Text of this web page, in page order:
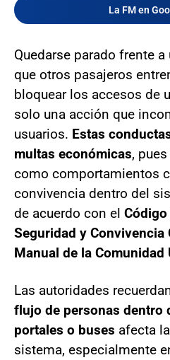
La FM en
Quedarse parado frente
que otros pasajeros
bloquear los accesos de
solo una acción que
usuarios. Estas
multas económicas,
como comportamientos
convivencia dentro del
de acuerdo con el
Seguridad y Convivencia
Manual de la Comunidad
Las autoridades
flujo de personas dentro
portales o buses afecta
sistema, especialmente